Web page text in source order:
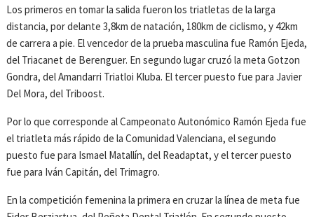
Los primeros en tomar la salida fueron los triatletas de la larga
distancia, por delante 3,8km de natación, 180km de ciclismo, y 42km
de carrera a pie. El vencedor de la prueba masculina fue Ramón Ejeda,
del Triacanet de Berenguer. En segundo lugar cruzó la meta Gotzon
Gondra, del Amandarri Triatloi Kluba. El tercer puesto fue para Javier
Del Mora, del Triboost.
Por lo que corresponde al Campeonato Autonómico Ramón Ejeda fue
el triatleta más rápido de la Comunidad Valenciana, el segundo
puesto fue para Ismael Matallín, del Readaptat, y el tercer puesto
fue para Iván Capitán, del Trimagro.
En la competición femenina la primera en cruzar la línea de meta fue